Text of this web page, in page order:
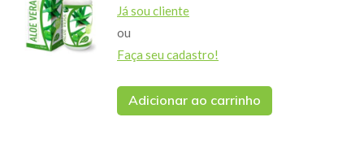
Já sou cliente
ou
Faça seu cadastro!
Adicionar ao carrinho